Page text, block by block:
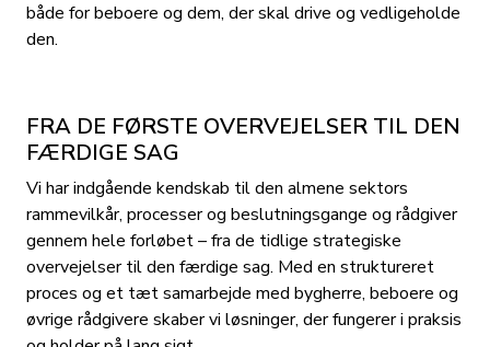
både for beboere og dem, der skal drive og vedligeholde
den.
FRA DE FØRSTE OVERVEJELSER TIL DEN
FÆRDIGE SAG
Vi har indgående kendskab til den almene sektors
rammevilkår, processer og beslutningsgange og rådgiver
gennem hele forløbet – fra de tidlige strategiske
overvejelser til den færdige sag. Med en struktureret
proces og et tæt samarbejde med bygherre, beboere og
øvrige rådgivere skaber vi løsninger, der fungerer i praksis